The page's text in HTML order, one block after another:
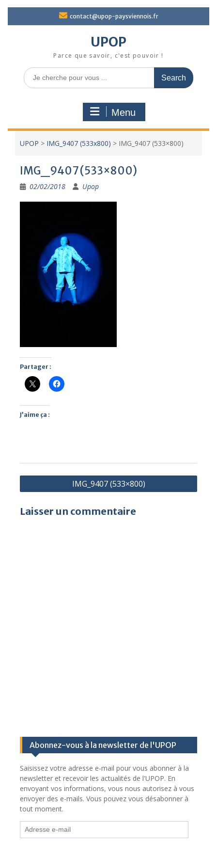
contact@upop-paysviennois.fr
UPOP
Parce que savoir, c'est pouvoir !
Search
for:
Menu
UPOP > IMG_9407 (533x800) > IMG_9407 (533×800)
IMG_9407 (533×800)
02/02/2018 Upop
Partager :
J’aime ça :
Navigation
de
l’article
IMG_9407 (533×800)
Laisser un commentaire
Abonnez-vous à la newsletter de l'UPOP
Saisissez votre adresse e-mail pour vous abonner à la
newsletter et recevoir les actualités de l'UPOP. En
envoyant vos informations, vous nous autorisez à vous
envoyer des e-mails. Vous pouvez vous désabonner à
tout moment.
Adresse
e-